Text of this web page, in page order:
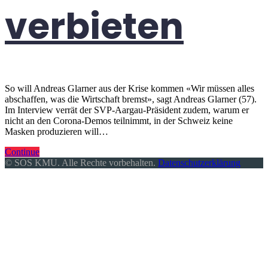
verbieten
So will Andreas Glarner aus der Krise kommen «Wir müssen alles
abschaffen, was die Wirtschaft bremst», sagt Andreas Glarner (57).
Im Interview verrät der SVP-Aargau-Präsident zudem, warum er
nicht an den Corona-Demos teilnimmt, in der Schweiz keine
Masken produzieren will…
Continue
© SOS KMU. Alle Rechte vorbehalten. Datenschutzerklärung